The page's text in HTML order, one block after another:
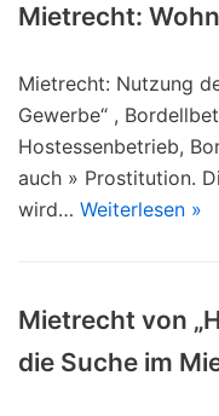
Mietrecht:
Mietrecht: Nutzung
Gewerbe“ ,
Hostessenbetrieb,
auch » Prostitution.
wird… Weiterlesen »
Mietrecht von
die Suche im